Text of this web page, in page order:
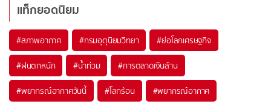
แท็กยอดนิยม
#สภาพอากาศ #กรมอุตุนิยมวิทยา #ย่อโลกเศรษฐกิจ
#ฝนตกหนัก #น้ำท่วม #การตลาดเงินล้าน
#พยากรณ์อากาศวันนี้ #โลกร้อน #พยากรณ์อากาศ